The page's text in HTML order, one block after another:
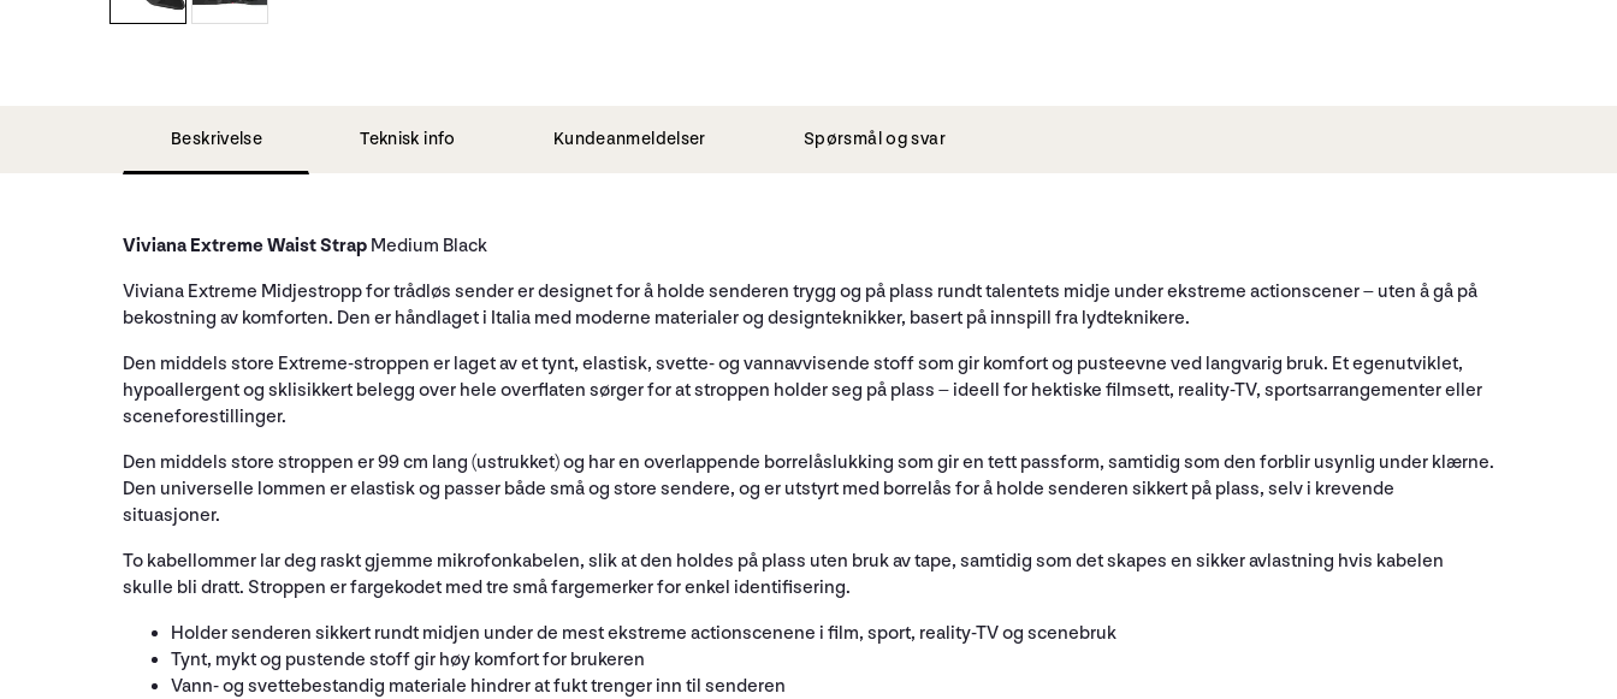
Beskrivelse Teknisk info Kundeanmeldelser Spørsmål og svar
Viviana Extreme Waist Strap Medium Black
Viviana Extreme Midjestropp for trådløs sender er designet for å holde senderen trygg og på plass rundt talentets midje under ekstreme actionscener – uten å gå på
bekostning av komforten. Den er håndlaget i Italia med moderne materialer og designteknikker, basert på innspill fra lydteknikere.
Den middels store Extreme-stroppen er laget av et tynt, elastisk, svette- og vannavvisende stoff som gir komfort og pusteevne ved langvarig bruk. Et egenutviklet,
hypoallergent og sklisikkert belegg over hele overflaten sørger for at stroppen holder seg på plass – ideell for hektiske filmsett, reality-TV, sportsarrangementer eller
sceneforestillinger.
Den middels store stroppen er 99 cm lang (ustrukket) og har en overlappende borrelåslukking som gir en tett passform, samtidig som den forblir usynlig under klærne.
Den universelle lommen er elastisk og passer både små og store sendere, og er utstyrt med borrelås for å holde senderen sikkert på plass, selv i krevende
situasjoner.
To kabellommer lar deg raskt gjemme mikrofonkabelen, slik at den holdes på plass uten bruk av tape, samtidig som det skapes en sikker avlastning hvis kabelen
skulle bli dratt. Stroppen er fargekodet med tre små fargemerker for enkel identifisering.
Holder senderen sikkert rundt midjen under de mest ekstreme actionscenene i film, sport, reality-TV og scenebruk
Tynt, mykt og pustende stoff gir høy komfort for brukeren
Vann- og svettebestandig materiale hindrer at fukt trenger inn til senderen